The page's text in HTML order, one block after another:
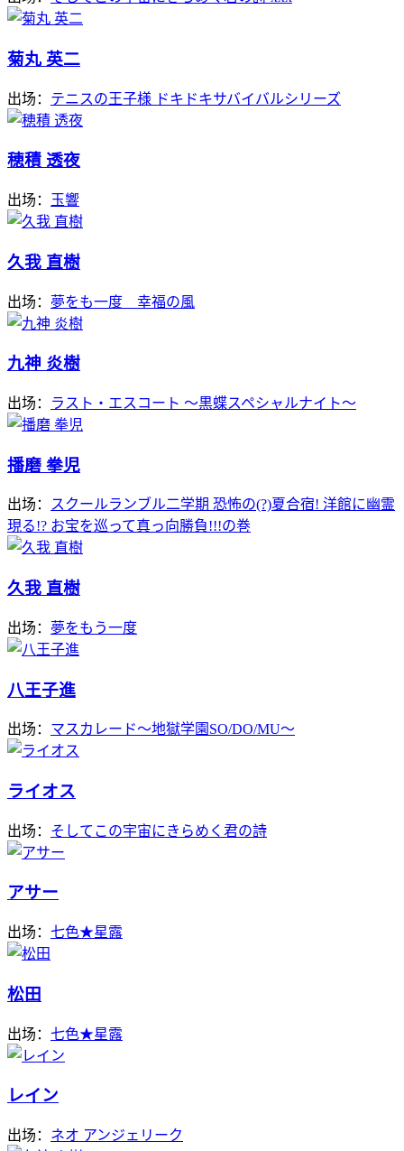
菊丸 英二
出场： テニスの王子様 ドキドキサバイバルシリーズ
穂積 透夜
出场： 玉響
久我 直樹
出场： 夢をも一度 幸福の風
九神 炎樹
出场： ラスト・エスコート 〜黒蝶スペシャルナイト〜
播磨 拳児
出场： スクールランブル二学期 恐怖の(?)夏合宿! 洋館に幽霊
現る!? お宝を巡って真っ向勝負!!!の巻
久我 直樹
出场： 夢をもう一度
八王子進
出场： マスカレード～地獄学園SO/DO/MU～
ライオス
出场： そしてこの宇宙にきらめく君の詩
アサー
出场： 七色★星露
松田
出场： 七色★星露
レイン
出场： ネオ アンジェリーク